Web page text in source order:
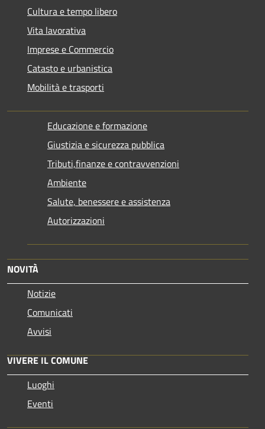
Cultura e tempo libero
Vita lavorativa
Imprese e Commercio
Catasto e urbanistica
Mobilità e trasporti
Educazione e formazione
Giustizia e sicurezza pubblica
Tributi,finanze e contravvenzioni
Ambiente
Salute, benessere e assistenza
Autorizzazioni
NOVITÀ
Notizie
Comunicati
Avvisi
VIVERE IL COMUNE
Luoghi
Eventi